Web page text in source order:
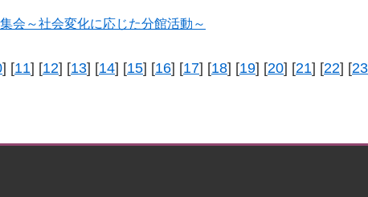
会～社会変化に応じた分館活動～
] [11] [12] [13] [14] [15] [16] [17] [18] [19] [20] [21] [22] [23